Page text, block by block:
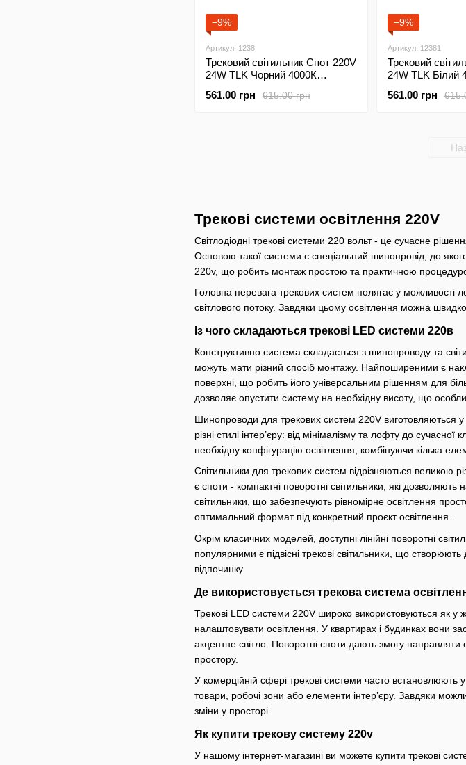
Трекові системи освітлення 220V
Світлодіодні трекові системи 220 вольт - це сучасне
Основою такої системи є спеціальний шинопровід, до
220v, що робить монтаж простою та практичною
Головна перевага трекових систем полягає у можливості
світлового потоку. Завдяки цьому освітлення можна
Із чого складаються трекові LED системи 220в
Конструктивно система складається з шинопроводу та
можуть мати різний спосіб монтажу. Найпоширеними є
поверхні, що робить його універсальним рішенням для
дозволяє опустити систему на необхідну висоту, що
Шинопроводи для трекових систем 220V виготовляються у
різні стилі інтер’єру: від мінімалізму та лофту до
необхідну конфігурацію освітлення, комбінуючи кілька
Світильники для трекових систем відрізняються великою
є споти - компактні поворотні світильники, які
світильники, що забезпечують рівномірне освітлення
оптимальний формат під конкретний проєкт освітлення.
Окрім класичних моделей, доступні лінійні поворотні
популярними є підвісні трекові світильники, що
відпочинку.
Де використовується трекова система
Трекові LED системи 220V широко використовуються як у
налаштовувати освітлення. У квартирах і будинках вони
акцентне світло. Поворотні споти дають змогу направляти
простору.
У комерційній сфері трекові системи часто
товари, робочі зони або елементи інтер’єру. Завдяки
зміни у просторі.
Як купити трекову систему 220v
У нашому інтернет-магазині ви можете купити трекові
−9%
Артикул: 1238
Трековий світильник Спот 220V
24W TLK Чорний 4000К
615.00 грн
561.00 грн
−9%
Артикул: 12381
Трековий
24W TLK Білий
561.00 грн